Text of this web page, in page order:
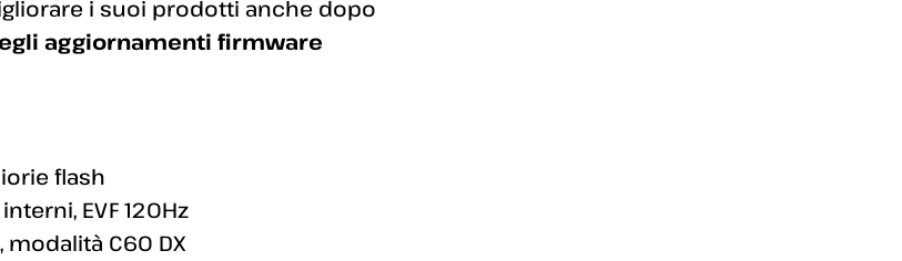
i suoi prodotti anche dopo
aggiornamenti firmware
flash
EVF 120Hz
modalità C60 DX